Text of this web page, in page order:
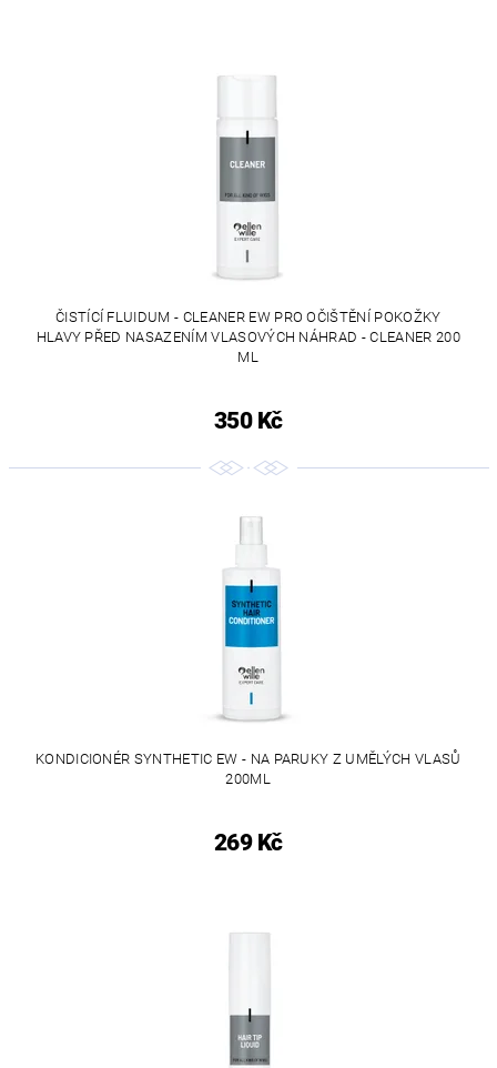
ČISTÍCÍ FLUIDUM - CLEANER EW PRO OČIŠTĚNÍ POKOŽKY
HLAVY PŘED NASAZENÍM VLASOVÝCH NÁHRAD - CLEANER 200
ML
350 Kč
KONDICIONÉR SYNTHETIC EW - NA PARUKY Z UMĚLÝCH VLASŮ
200ML
269 Kč